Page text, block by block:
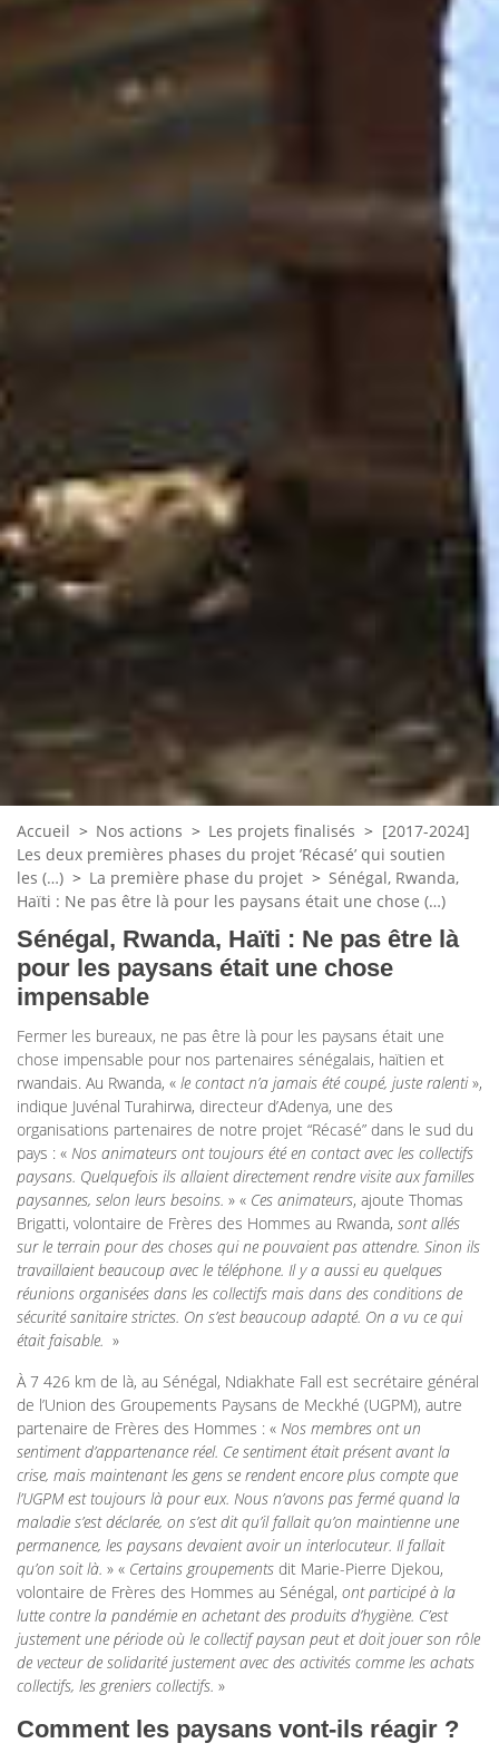
Accueil > Nos actions > Les projets finalisés > [2017-2024]
Les deux premières phases du projet ’Récasé’ qui soutien
les (…) > La première phase du projet > Sénégal, Rwanda,
Haïti : Ne pas être là pour les paysans était une chose (…)
Sénégal, Rwanda, Haïti : Ne pas être là
pour les paysans était une chose
impensable
Fermer les bureaux, ne pas être là pour les paysans était une
chose impensable pour nos partenaires sénégalais, haïtien et
rwandais. Au Rwanda, « le contact n’a jamais été coupé, juste ralenti»,
indique Juvénal Turahirwa, directeur d’Adenya, une des
organisations partenaires de notre projet “Récasé” dans le sud du
pays : « Nos animateurs ont toujours été en contact avec les collectifs
paysans. Quelquefois ils allaient directement rendre visite aux familles
paysannes, selon leurs besoins. » « Ces animateurs, ajoute Thomas
Brigatti, volontaire de Frères des Hommes au Rwanda, sont allés
sur le terrain pour des choses qui ne pouvaient pas attendre. Sinon ils
travaillaient beaucoup avec le téléphone. Il y a aussi eu quelques
réunions organisées dans les collectifs mais dans des conditions de
sécurité sanitaire strictes. On s’est beaucoup adapté. On a vu ce qui
était faisable. »
À 7 426 km de là, au Sénégal, Ndiakhate Fall est secrétaire général
de l’Union des Groupements Paysans de Meckhé (UGPM), autre
partenaire de Frères des Hommes : « Nos membres ont un
sentiment d’appartenance réel. Ce sentiment était présent avant la
crise, mais maintenant les gens se rendent encore plus compte que
l’UGPM est toujours là pour eux. Nous n’avons pas fermé quand la
maladie s’est déclarée, on s’est dit qu’il fallait qu’on maintienne une
permanence, les paysans devaient avoir un interlocuteur. Il fallait
qu’on soit là. » « Certains groupements dit Marie-Pierre Djekou,
volontaire de Frères des Hommes au Sénégal, ont participé à la
lutte contre la pandémie en achetant des produits d’hygiène. C’est
justement une période où le collectif paysan peut et doit jouer son rôle
de vecteur de solidarité justement avec des activités comme les achats
collectifs, les greniers collectifs. »
Comment les paysans vont-ils réagir ?